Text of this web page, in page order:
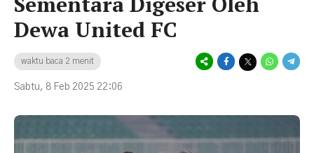
Dewa United FC
waktu baca 2 menit
Sabtu, 8 Feb 2025 22:06